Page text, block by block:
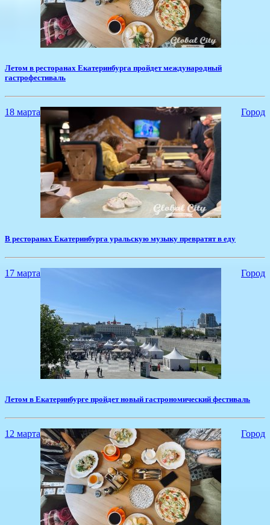
​Летом в ресторанах Екатеринбурга пройдет международный
гастрофестиваль
18 марта Город
​В ресторанах Екатеринбурга уральскую музыку превратят в еду
17 марта Город
​Летом в Екатеринбурге пройдет новый гастрономический фестиваль
12 марта Город